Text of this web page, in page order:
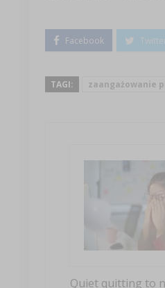
TAGI: zaangażowanie
Quiet quitting to